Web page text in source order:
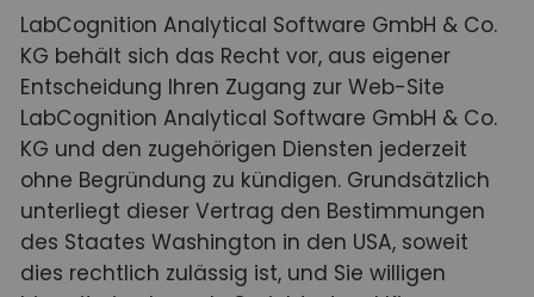
LabCognition Analytical Software GmbH & Co.
KG behält sich das Recht vor, aus eigener
Entscheidung Ihren Zugang zur Web-Site
LabCognition Analytical Software GmbH & Co.
KG und den zugehörigen Diensten jederzeit
ohne Begründung zu kündigen. Grundsätzlich
unterliegt dieser Vertrag den Bestimmungen
des Staates Washington in den USA, soweit
dies rechtlich zulässig ist, und Sie willigen